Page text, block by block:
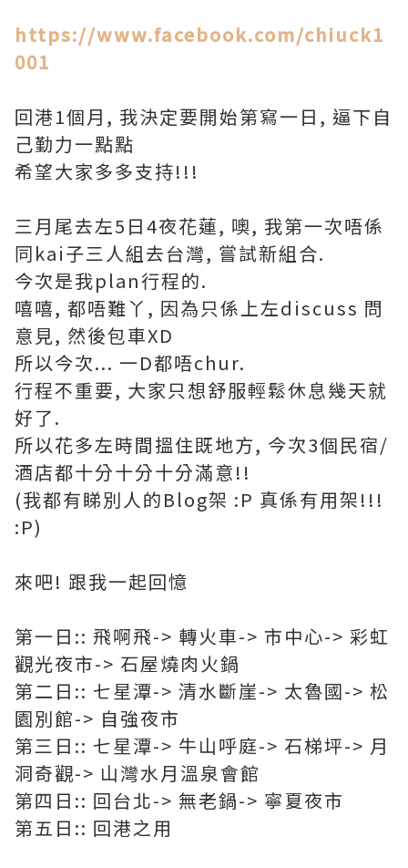
https://www.facebook.com/chiuck1
001
回港1個月, 我決定要開始第寫一日, 逼下自
己勤力一點點
希望大家多多支持!!!
三月尾去左5日4夜花蓮, 噢, 我第一次唔係
同kai子三人組去台灣, 嘗試新組合.
今次是我plan行程的.
嘻嘻, 都唔難丫, 因為只係上左discuss 問
意見, 然後包車XD
所以今次... 一D都唔chur.
行程不重要, 大家只想舒服輕鬆休息幾天就
好了.
所以花多左時間搵住既地方, 今次3個民宿/
酒店都十分十分十分滿意!!
(我都有睇別人的Blog架 :P 真係有用架!!!
:P)
來吧! 跟我一起回憶
第一日:: 飛啊飛-> 轉火車-> 市中心-> 彩虹
觀光夜市-> 石屋燒肉火鍋
第二日:: 七星潭-> 清水斷崖-> 太魯國-> 松
園別館-> 自強夜市
第三日:: 七星潭-> 牛山呼庭-> 石梯坪-> 月
洞奇觀-> 山灣水月溫泉會館
第四日:: 回台北-> 無老鍋-> 寧夏夜市
第五日:: 回港之用